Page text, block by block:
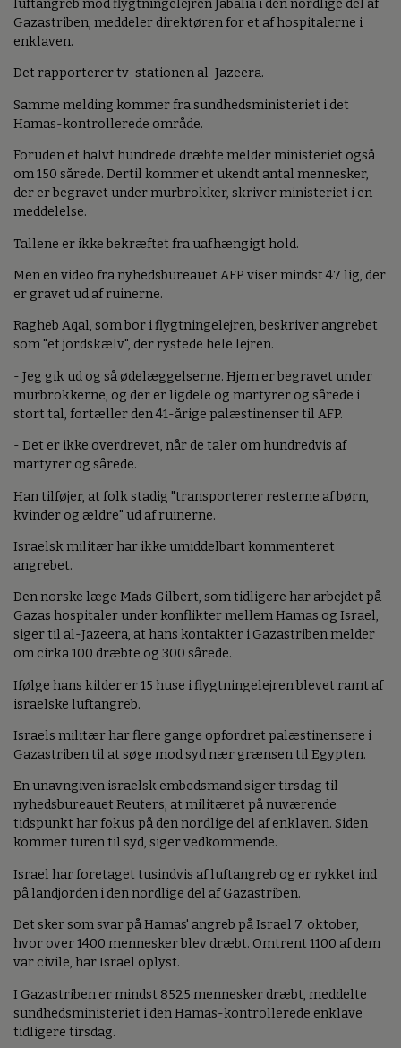
luftangreb mod flygtningelejren Jabalia i den nordlige del af
Gazastriben, meddeler direktøren for et af hospitalerne i
enklaven.
Det rapporterer tv-stationen al-Jazeera.
Samme melding kommer fra sundhedsministeriet i det
Hamas-kontrollerede område.
Foruden et halvt hundrede dræbte melder ministeriet også
om 150 sårede. Dertil kommer et ukendt antal mennesker,
der er begravet under murbrokker, skriver ministeriet i en
meddelelse.
Tallene er ikke bekræftet fra uafhængigt hold.
Men en video fra nyhedsbureauet AFP viser mindst 47 lig, der
er gravet ud af ruinerne.
Ragheb Aqal, som bor i flygtningelejren, beskriver angrebet
som "et jordskælv", der rystede hele lejren.
- Jeg gik ud og så ødelæggelserne. Hjem er begravet under
murbrokkerne, og der er ligdele og martyrer og sårede i
stort tal, fortæller den 41-årige palæstinenser til AFP.
- Det er ikke overdrevet, når de taler om hundredvis af
martyrer og sårede.
Han tilføjer, at folk stadig "transporterer resterne af børn,
kvinder og ældre" ud af ruinerne.
Israelsk militær har ikke umiddelbart kommenteret
angrebet.
Den norske læge Mads Gilbert, som tidligere har arbejdet på
Gazas hospitaler under konflikter mellem Hamas og Israel,
siger til al-Jazeera, at hans kontakter i Gazastriben melder
om cirka 100 dræbte og 300 sårede.
Ifølge hans kilder er 15 huse i flygtningelejren blevet ramt af
israelske luftangreb.
Israels militær har flere gange opfordret palæstinensere i
Gazastriben til at søge mod syd nær grænsen til Egypten.
En unavngiven israelsk embedsmand siger tirsdag til
nyhedsbureauet Reuters, at militæret på nuværende
tidspunkt har fokus på den nordlige del af enklaven. Siden
kommer turen til syd, siger vedkommende.
Israel har foretaget tusindvis af luftangreb og er rykket ind
på landjorden i den nordlige del af Gazastriben.
Det sker som svar på Hamas' angreb på Israel 7. oktober,
hvor over 1400 mennesker blev dræbt. Omtrent 1100 af dem
var civile, har Israel oplyst.
I Gazastriben er mindst 8525 mennesker dræbt, meddelte
sundhedsministeriet i den Hamas-kontrollerede enklave
tidligere tirsdag.